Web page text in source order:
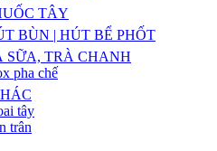
TÂY
BÙN | HÚT BỂ PHỐT
SỮA, TRÀ CHANH
pha chế
tây
trân